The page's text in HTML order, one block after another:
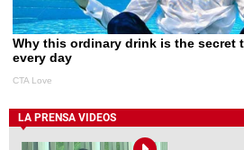
LA PRENSA VIDEOS